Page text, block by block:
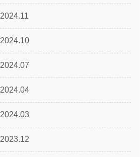
2024.11
2024.10
2024.07
2024.04
2024.03
2023.12